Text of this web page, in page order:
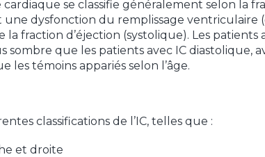
cardiaque se classifie généralement selon la
une dysfonction du remplissage ventriculaire
la fraction d’éjection (systolique). Les
sombre que les patients avec IC
les témoins appariés selon l’âge.
classifications de l’IC, telles que :
et droite